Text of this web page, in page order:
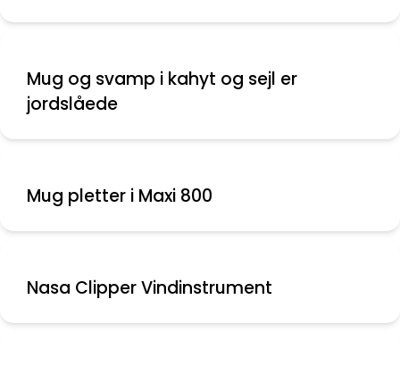
Mug og svamp i kahyt og sejl er
jordslåede
Mug pletter i Maxi 800
Nasa Clipper Vindinstrument